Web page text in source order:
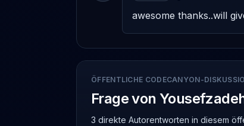
awesome thanks..will
ÖFFENTLICHE CODECANYON-
Frage von
3 direkte Autorentworten in diesem